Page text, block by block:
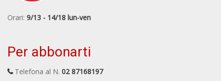
Orari: 9/13 - 14/18 lun-ven
Per abbonarti
Telefona al N. 02 87168197